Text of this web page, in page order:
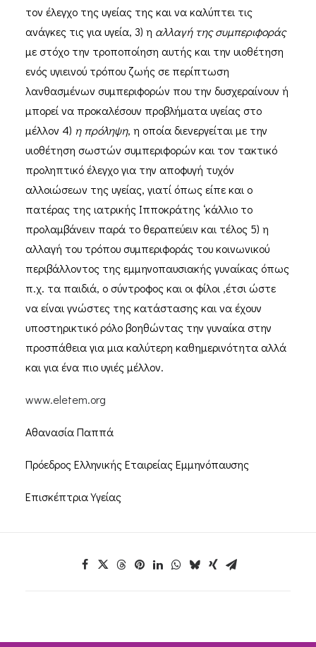
τον έλεγχο της υγείας της και να καλύπτει τις
ανάγκες τις για υγεία, 3) η αλλαγή της συμπεριφοράς
με στόχο την τροποποίηση αυτής και την υιοθέτηση
ενός υγιεινού τρόπου ζωής σε περίπτωση
λανθασμένων συμπεριφορών που την δυσχεραίνουν ή
μπορεί να προκαλέσουν προβλήματα υγείας στο
μέλλον 4) η πρόληψη, η οποία διενεργείται με την
υιοθέτηση σωστών συμπεριφορών και τον τακτικό
προληπτικό έλεγχο για την αποφυγή τυχόν
αλλοιώσεων της υγείας, γιατί όπως είπε και ο
πατέρας της ιατρικής Ιπποκράτης ‘κάλλιο το
προλαμβάνειν παρά το θεραπεύειν και τέλος 5) η
αλλαγή του τρόπου συμπεριφοράς του κοινωνικού
περιβάλλοντος της εμμηνοπαυσιακής γυναίκας όπως
π.χ. τα παιδιά, ο σύντροφος και οι φίλοι ,έτσι ώστε
να είναι γνώστες της κατάστασης και να έχουν
υποστηρικτικό ρόλο βοηθώντας την γυναίκα στην
προσπάθεια για μια καλύτερη καθημερινότητα αλλά
και για ένα πιο υγιές μέλλον.
www.eletem.org
Αθανασία Παππά
Πρόεδρος Ελληνικής Εταιρείας Εμμηνόπαυσης
Επισκέπτρια Υγείας